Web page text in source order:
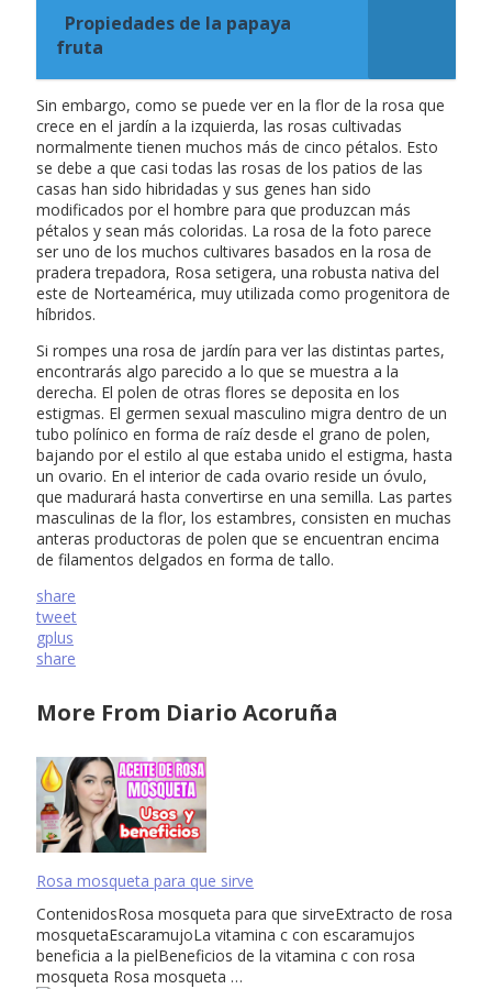
Propiedades de la papaya
fruta
Sin embargo, como se puede ver en la flor de la rosa que
crece en el jardín a la izquierda, las rosas cultivadas
normalmente tienen muchos más de cinco pétalos. Esto
se debe a que casi todas las rosas de los patios de las
casas han sido hibridadas y sus genes han sido
modificados por el hombre para que produzcan más
pétalos y sean más coloridas. La rosa de la foto parece
ser uno de los muchos cultivares basados en la rosa de
pradera trepadora, Rosa setigera, una robusta nativa del
este de Norteamérica, muy utilizada como progenitora de
híbridos.
Si rompes una rosa de jardín para ver las distintas partes,
encontrarás algo parecido a lo que se muestra a la
derecha. El polen de otras flores se deposita en los
estigmas. El germen sexual masculino migra dentro de un
tubo polínico en forma de raíz desde el grano de polen,
bajando por el estilo al que estaba unido el estigma, hasta
un ovario. En el interior de cada ovario reside un óvulo,
que madurará hasta convertirse en una semilla. Las partes
masculinas de la flor, los estambres, consisten en muchas
anteras productoras de polen que se encuentran encima
de filamentos delgados en forma de tallo.
share
tweet
gplus
share
More From Diario Acoruña
Rosa mosqueta para que sirve
ContenidosRosa mosqueta para que sirveExtracto de rosa
mosquetaEscaramujoLa vitamina c con escaramujos
beneficia a la pielBeneficios de la vitamina c con rosa
mosqueta Rosa mosqueta …